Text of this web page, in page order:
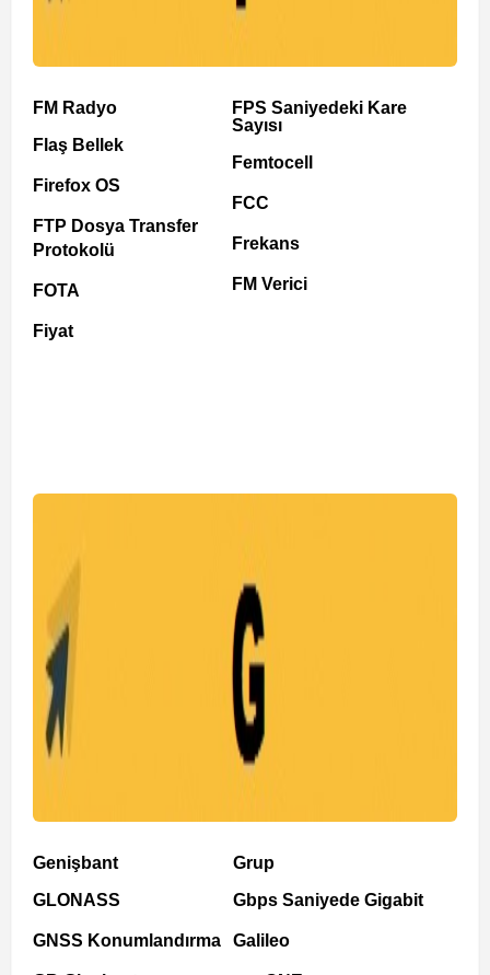
FM Radyo
Flaş Bellek
Firefox OS
FTP Dosya Transfer
Protokolü
FOTA
Fiyat
FPS Saniyedeki Kare
Sayısı
Femtocell
FCC
Frekans
FM Verici
Genişbant
GLONASS
GNSS Konumlandırma
Grup
Gbps Saniyede Gigabit
Galileo